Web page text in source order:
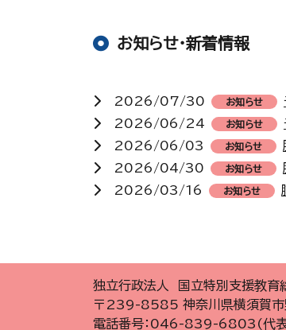
お知らせ・新着情報
2026/07/30 お知らせ
2026/06/24
お知らせ
2026/06/03
お知らせ
2026/04/30
お知らせ
2026/03/16
お知らせ
独立行政法人 国立特別支援教育
〒239-8585 神奈川県横須賀市
電話番号：046-839-6803(